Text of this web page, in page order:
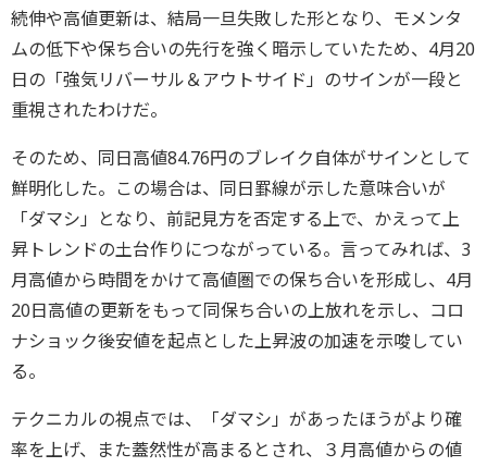
続伸や高値更新は、結局一旦失敗した形となり、モメンタ
ムの低下や保ち合いの先行を強く暗示していたため、4月20
日の「強気リバーサル＆アウトサイド」のサインが一段と
重視されたわけだ。
そのため、同日高値84.76円のブレイク自体がサインとして
鮮明化した。この場合は、同日罫線が示した意味合いが
「ダマシ」となり、前記見方を否定する上で、かえって上
昇トレンドの土台作りにつながっている。言ってみれば、3
月高値から時間をかけて高値圏での保ち合いを形成し、4月
20日高値の更新をもって同保ち合いの上放れを示し、コロ
ナショック後安値を起点とした上昇波の加速を示唆してい
る。
テクニカルの視点では、「ダマシ」があったほうがより確
率を上げ、また蓋然性が高まるとされ、３月高値からの値